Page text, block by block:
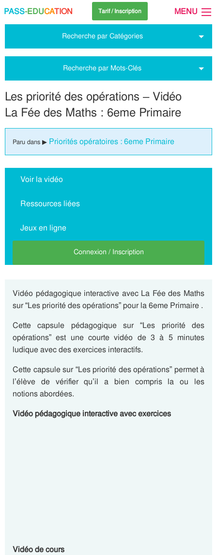
PASS-EDUCATION Tarif / Inscription MENU
Recherche par Catégories
Recherche par Mots-Clés
Les priorité des opérations – Vidéo
La Fée des Maths : 6eme Primaire
Paru dans ▶ Priorités opératoires : 6eme Primaire
Voir la vidéo
Ressources liées
Jeux en ligne
Connexion / Inscription
Vidéo pédagogique interactive avec La Fée des Maths
sur “Les priorité des opérations” pour la 6eme Primaire .
Cette capsule pédagogique sur “Les priorité des
opérations” est une courte vidéo de 3 à 5 minutes
ludique avec des exercices interactifs.
Cette capsule sur “Les priorité des opérations” permet à
l’élève de vérifier qu’il a bien compris la ou les
notions abordées.
Vidéo pédagogique interactive avec exercices
Vidéo de cours